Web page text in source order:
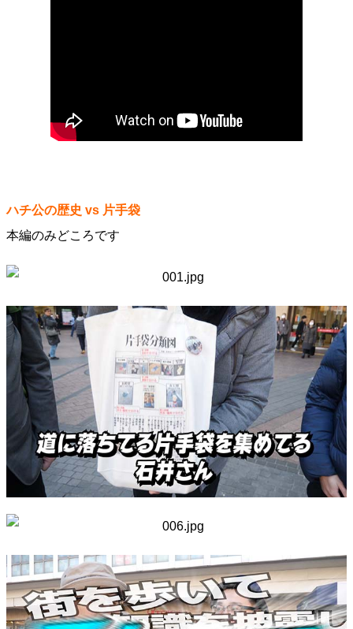
ハチ公の歴史 vs 片手袋
本編のみどころです